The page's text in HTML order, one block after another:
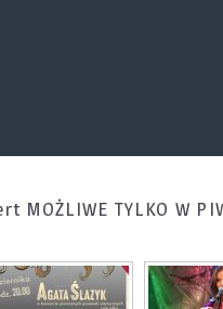
MOŻLIWE TYLKO W